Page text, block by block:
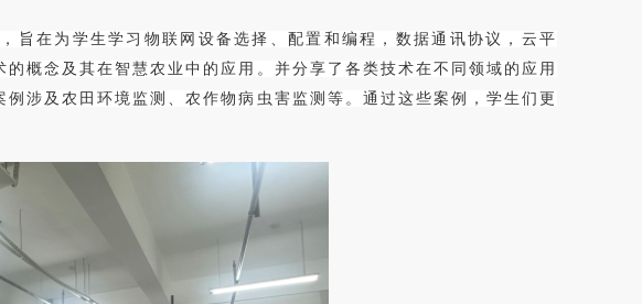
旨在为学生学习物联网设备选择、配置和编程，数据通讯协议，云平
概念及其在智慧农业中的应用。并分享了各类技术在不同领域的应用
涉及农田环境监测、农作物病虫害监测等。通过这些案例，学生们更